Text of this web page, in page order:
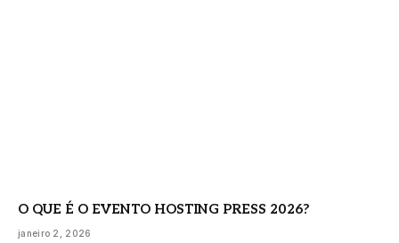
O QUE É O EVENTO HOSTING PRESS 2026?
janeiro 2, 2026